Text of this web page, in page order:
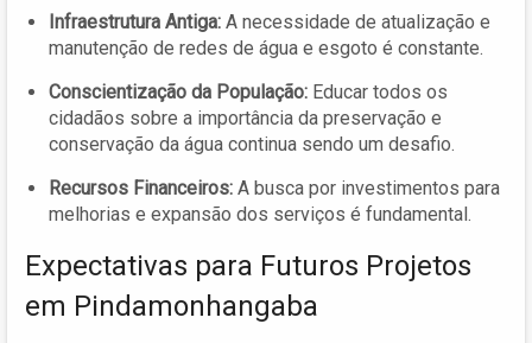
Infraestrutura Antiga: A necessidade de atualização e
manutenção de redes de água e esgoto é constante.
Conscientização da População: Educar todos os
cidadãos sobre a importância da preservação e
conservação da água continua sendo um desafio.
Recursos Financeiros: A busca por investimentos para
melhorias e expansão dos serviços é fundamental.
Expectativas para Futuros Projetos
em Pindamonhangaba